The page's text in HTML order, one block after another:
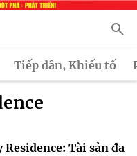
Tiếp dân, Khiếu tố
Residence: Tài sản đa